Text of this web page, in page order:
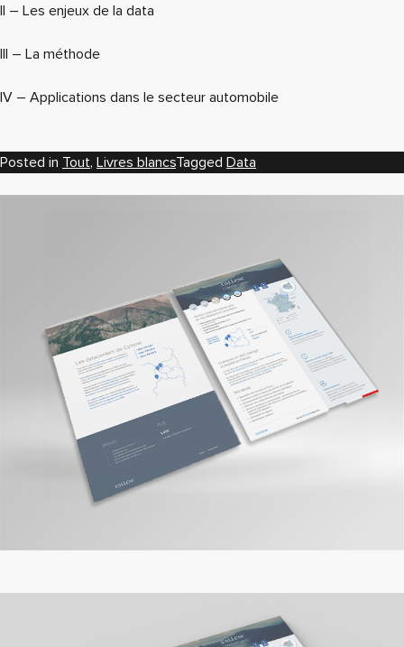
II – Les enjeux de la data
III – La méthode
IV – Applications dans le secteur automobile
Posted in Tout, Livres blancsTagged Data